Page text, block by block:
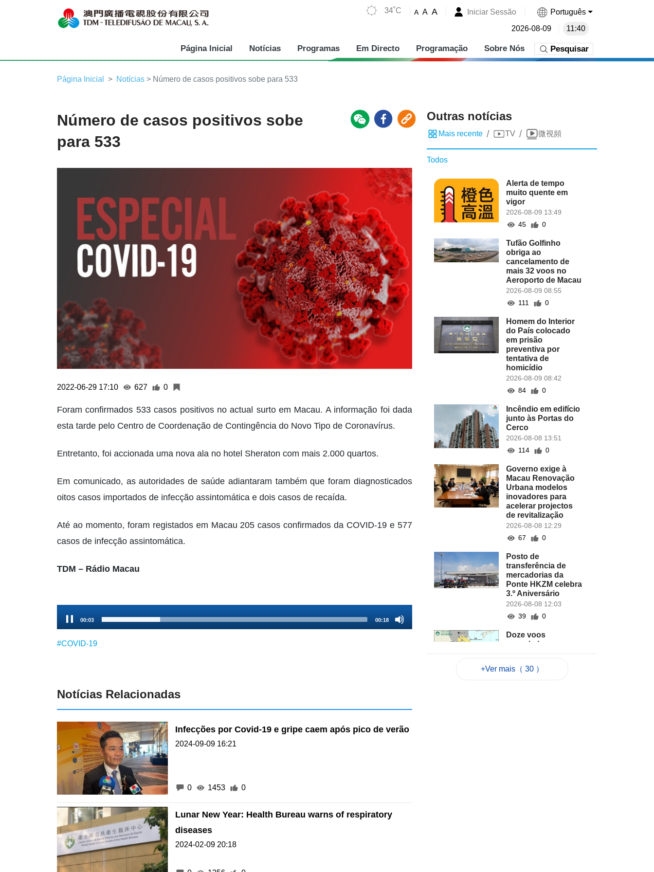
34˚C A A A Iniciar Sessão Português
2026-08-09 11:40
Página Inicial Notícias Programas Em Directo Programação Sobre Nós Pesquisar
Página Inicial Notícias > Número de casos positivos sobe para 533
Número de casos positivos sobe
para 533
2022-06-29 17:10 627 0
Foram confirmados 533 casos positivos no actual surto em Macau. A informação foi dada
esta tarde pelo Centro de Coordenação de Contingência do Novo Tipo de Coronavírus.
Entretanto, foi accionada uma nova ala no hotel Sheraton com mais 2.000 quartos.
Em comunicado, as autoridades de saúde adiantaram também que foram diagnosticados
oitos casos importados de infecção assintomática e dois casos de recaída.
Até ao momento, foram registados em Macau 205 casos confirmados da COVID-19 e 577
casos de infecção assintomática.
TDM – Rádio Macau
Player
00:04 00:18
#COVID-19
Notícias Relacionadas
Infecções por Covid-19 e gripe caem após pico de verão
2024-09-09 16:21
0 1453 0
Lunar New Year: Health Bureau warns of respiratory
diseases
2024-02-09 20:18
Outras notícias
Mais recente / TV / 微視頻
Todos
Alerta de tempo
muito quente em
vigor
2026-08-09 13:49
45
0
Tufão Golfinho
obriga ao
cancelamento de
mais 32 voos no
Aeroporto de Macau
2026-08-09 08:55
111
0
Homem do Interior
do País colocado
em prisão
preventiva por
tentativa de
homicídio
2026-08-09 08:42
84
0
Incêndio em edifício
junto às Portas do
Cerco
2026-08-08 13:51
114
0
Governo exige à
Macau Renovação
Urbana modelos
inovadores para
acelerar projectos
de revitalização
2026-08-08 12:29
67
0
Posto de
transferência de
mercadorias da
Ponte HKZM celebra
3.º Aniversário
2026-08-08 12:03
39
0
Doze voos
cancelados no
tempestade
+Ver mais（ 30 ）